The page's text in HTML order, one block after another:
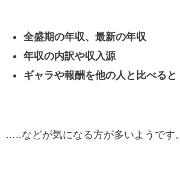
全盛期の年収、最新の年収
年収の内訳や収入源
ギャラや報酬を他の人と比べると
…..などが気になる方が多いようです。